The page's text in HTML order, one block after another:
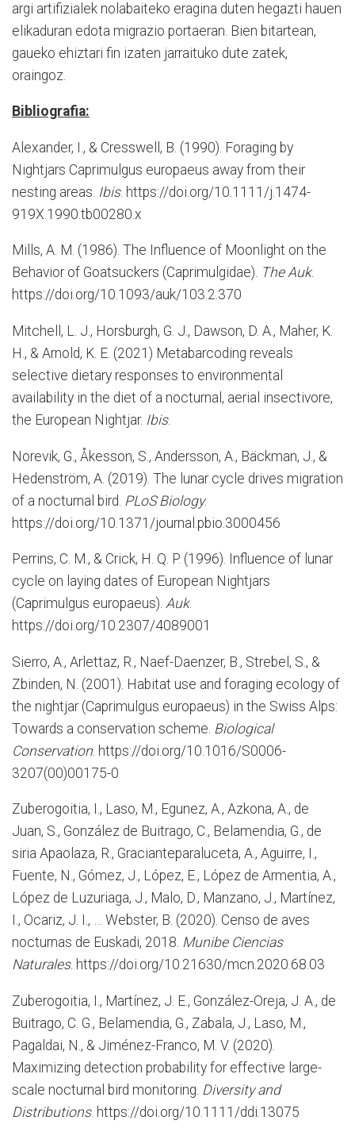
argi artifizialek nolabaiteko eragina duten hegazti hauen
elikaduran edota migrazio portaeran. Bien bitartean,
gaueko ehiztari fin izaten jarraituko dute zatek,
oraingoz.
Bibliografia:
Alexander, I., & Cresswell, B. (1990). Foraging by
Nightjars Caprimulgus europaeus away from their
nesting areas. Ibis. https://doi.org/10.1111/j.1474-
919X.1990.tb00280.x
Mills, A. M. (1986). The Influence of Moonlight on the
Behavior of Goatsuckers (Caprimulgidae). The Auk.
https://doi.org/10.1093/auk/103.2.370
Mitchell, L. J., Horsburgh, G. J., Dawson, D. A., Maher, K.
H., & Arnold, K. E. (2021) Metabarcoding reveals
selective dietary responses to environmental
availability in the diet of a nocturnal, aerial insectivore,
the European Nightjar. Ibis.
Norevik, G., Åkesson, S., Andersson, A., Bäckman, J., &
Hedenström, A. (2019). The lunar cycle drives migration
of a nocturnal bird. PLoS Biology.
https://doi.org/10.1371/journal.pbio.3000456
Perrins, C. M., & Crick, H. Q. P. (1996). Influence of lunar
cycle on laying dates of European Nightjars
(Caprimulgus europaeus). Auk.
https://doi.org/10.2307/4089001
Sierro, A., Arlettaz, R., Naef-Daenzer, B., Strebel, S., &
Zbinden, N. (2001). Habitat use and foraging ecology of
the nightjar (Caprimulgus europaeus) in the Swiss Alps:
Towards a conservation scheme. Biological
Conservation . https://doi.org/10.1016/S0006-
3207(00)00175-0
Zuberogoitia, I., Laso, M., Egunez, A., Azkona, A., de
Juan, S., González de Buitrago, C., Belamendia, G., de
siria Apaolaza, R., Gracianteparaluceta, A., Aguirre, I.,
Fuente, N., Gómez, J., López, E., López de Armentia, A.,
López de Luzuriaga, J., Malo, D., Manzano, J., Martínez,
I., Ocariz, J. I., … Webster, B. (2020). Censo de aves
nocturnas de Euskadi, 2018. Munibe Ciencias
Naturales. https://doi.org/10.21630/mcn.2020.68.03
Zuberogoitia, I., Martínez, J. E., González-Oreja, J. A., de
Buitrago, C. G., Belamendia, G., Zabala, J., Laso, M.,
Pagaldai, N., & Jiménez-Franco, M. V. (2020).
Maximizing detection probability for effective large-
scale nocturnal bird monitoring. Diversity and
Distributions. https://doi.org/10.1111/ddi.13075